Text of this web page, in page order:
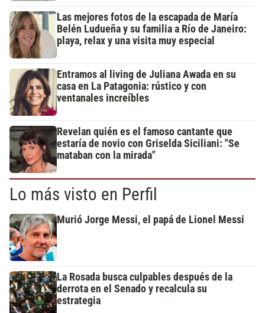
Las mejores fotos de la escapada de María
Belén Ludueña y su familia a Río de Janeiro:
playa, relax y una visita muy especial
Entramos al living de Juliana Awada en su
casa en La Patagonia: rústico y con
ventanales increíbles
Revelan quién es el famoso cantante que
estaría de novio con Griselda Siciliani: "Se
mataban con la mirada"
Lo más visto en Perfil
Murió Jorge Messi, el papá de Lionel Messi
La Rosada busca culpables después de la
derrota en el Senado y recalcula su
estrategia